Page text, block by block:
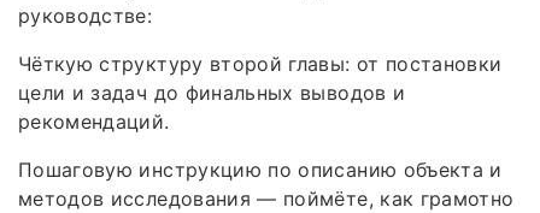
руководстве:
Чёткую структуру второй главы: от постановки
цели и задач до финальных выводов и
рекомендаций.
Пошаговую инструкцию по описанию объекта и
методов исследования — поймёте, как грамотно